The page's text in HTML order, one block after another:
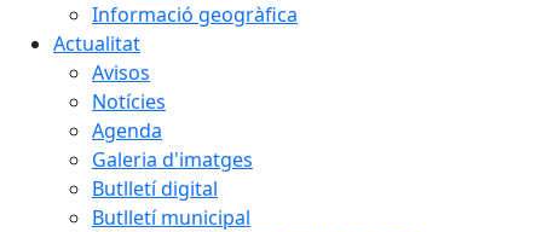
Informació geogràfica
Actualitat
Avisos
Notícies
Agenda
Galeria d'imatges
Butlletí digital
Butlletí municipal